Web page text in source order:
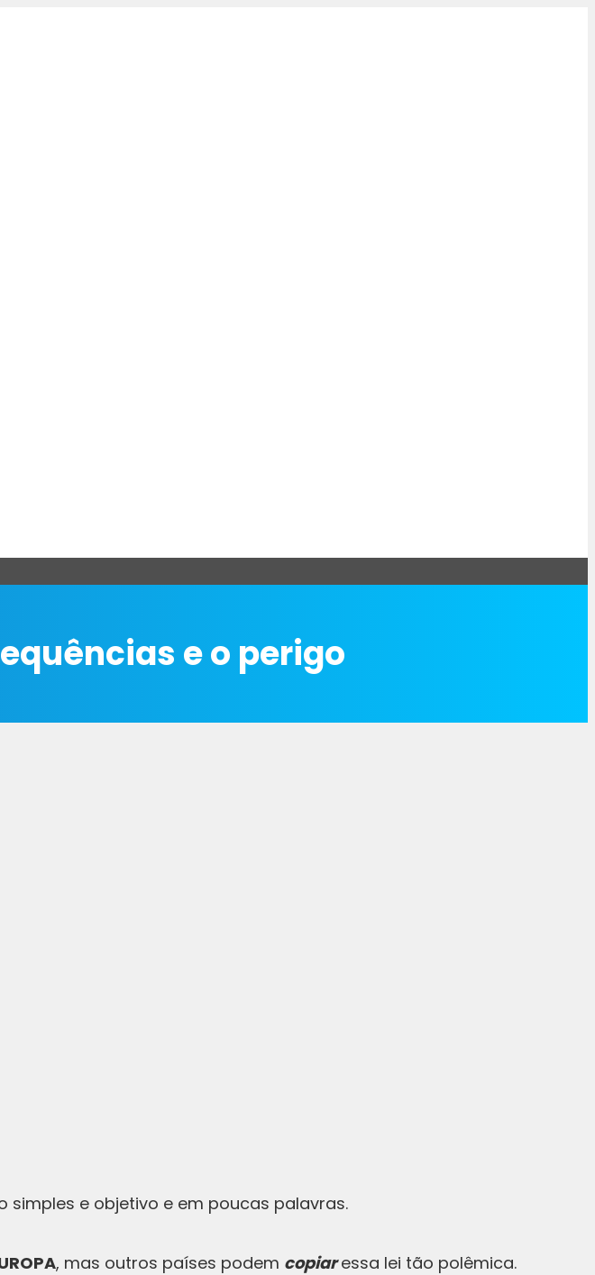
e o perigo
simples e objetivo e em poucas palavras.
, mas outros países podem copiar essa lei tão polêmica.